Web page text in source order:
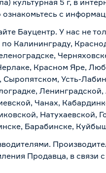
культурная 5 г, в
с
Бауцентр. У нас не
Калининграду,
Красном Яре,
Усть-
Чанах,
Натухаевской,
Барабинске,
Продавца, в связи